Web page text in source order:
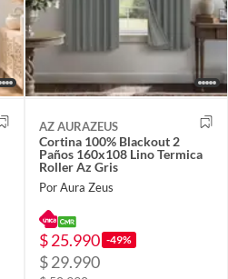
AZ AURAZEUS
Cortina 100% Blackout 2
Paños 160x108 Lino Termica
Roller Az Gris
Por Aura Zeus
$ 25.990 -49%
$ 29.990